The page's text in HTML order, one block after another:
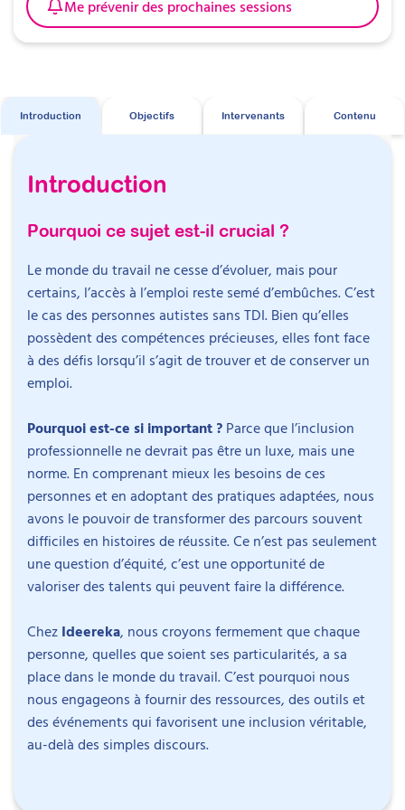
Me prévenir des prochaines sessions
Introduction Objectifs Intervenants Contenu
Introduction
Pourquoi ce sujet est-il crucial ?
Le monde du travail ne cesse d’évoluer, mais pour
certains, l’accès à l’emploi reste semé d’embûches. C’est
le cas des personnes autistes sans TDI. Bien qu’elles
possèdent des compétences précieuses, elles font face
à des défis lorsqu’il s’agit de trouver et de conserver un
emploi.
Pourquoi est-ce si important ? Parce que l’inclusion
professionnelle ne devrait pas être un luxe, mais une
norme. En comprenant mieux les besoins de ces
personnes et en adoptant des pratiques adaptées, nous
avons le pouvoir de transformer des parcours souvent
difficiles en histoires de réussite. Ce n’est pas seulement
une question d’équité, c’est une opportunité de
valoriser des talents qui peuvent faire la différence.
Chez Ideereka, nous croyons fermement que chaque
personne, quelles que soient ses particularités, a sa
place dans le monde du travail. C’est pourquoi nous
nous engageons à fournir des ressources, des outils et
des événements qui favorisent une inclusion véritable,
au-delà des simples discours.
Objectifs
personnes autistes sans déficience intellectuelle
:
Comprendre les obstacles spécifiques
rencontrés par ces personnes dans l’accès et
le maintien à l’emploi.
Appréhender les particularités sensorielles et
comportementales impactant leur vie
professionnelle.
Découvrir des méthodes pour évaluer et
guider les aspirations professionnelles des
personnes autistes.
Explorer des stratégies pour adapter
l’environnement de travail aux besoins
spécifiques des employés autistes.
Matthieu Hiltenbrand est éducateur spécialisé au
sein de l’Équipe mobile autisme 67. Il accompagne
des adultes autistes et les professionnels qui
interviennent dans leur parcours. Il est également
pair-aidant en lien avec son expérience du TSA et
du TDAH.
Il est formé aux thérapies comportementales et
cognitives et à l’ACT. Titulaire du CAFDES, certificat
d’aptitude aux fonctions de directeur
sociale, il intervient aussi sur l’organisation des
services et la prévention des ruptures de parcours.
Ses interventions abordent notamment la pair-
aidance et l’articulation entre savoirs
professionnels et expérientiels.
Romain Taton
Psychologue, sexologue et docteur en
psychologie
Romain Taton est psychologue, sexologue et
11h30 – 11h45 : Pause
l’accès à l’emploi pour les personnes autistes
Objectif: Cette session permettra aux participants
l’insertion professionnelle des personnes autistes
disponibles pour soutenir leur accès et maintien
Contenu :
Les grandes lois concernant l’insertion
professionnelle
Les différentes structures accompagnant
l’accès à l’emploi
12h30 – 13h30 : Pause déjeuner
13h30 – 14h30 : Accéder à l’emploi
Objectif: Cette intervention se concentre sur
l’accompagnement des personnes autistes dans
leur recherche d’emploi : de la rédaction de CV à la
préparation aux entretiens d’embauche, avec un
Contenu:
Rédaction de CV et lettres de motivation
adaptés.
Techniques de recherche d’emploi : jobboards,
candidatures spontanées.
Préparation aux entretiens d’embauche : jeux